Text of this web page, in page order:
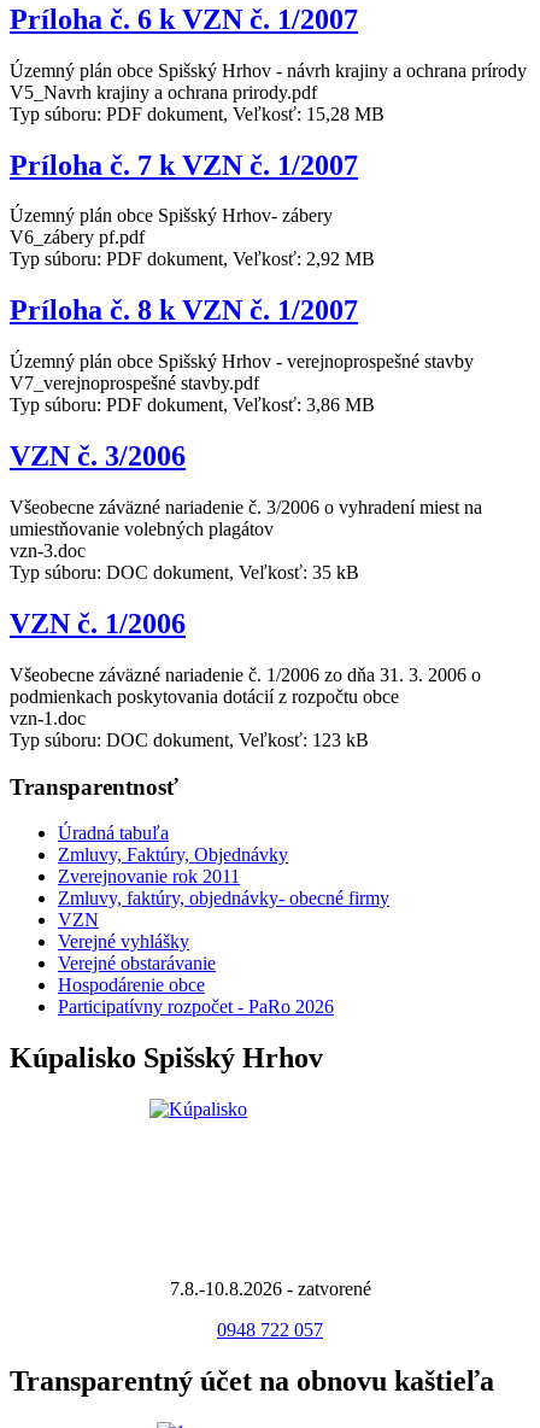
Príloha č. 6 k VZN č. 1/2007
Územný plán obce Spišský Hrhov - návrh krajiny a ochrana prírody
V5_Navrh krajiny a ochrana prirody.pdf
Typ súboru: PDF dokument, Veľkosť: 15,28 MB
Príloha č. 7 k VZN č. 1/2007
Územný plán obce Spišský Hrhov- zábery
V6_zábery pf.pdf
Typ súboru: PDF dokument, Veľkosť: 2,92 MB
Príloha č. 8 k VZN č. 1/2007
Územný plán obce Spišský Hrhov - verejnoprospešné stavby
V7_verejnoprospešné stavby.pdf
Typ súboru: PDF dokument, Veľkosť: 3,86 MB
VZN č. 3/2006
Všeobecne záväzné nariadenie č. 3/2006 o vyhradení miest na
umiestňovanie volebných plagátov
vzn-3.doc
Typ súboru: DOC dokument, Veľkosť: 35 kB
VZN č. 1/2006
Všeobecne záväzné nariadenie č. 1/2006 zo dňa 31. 3. 2006 o
podmienkach poskytovania dotácií z rozpočtu obce
vzn-1.doc
Typ súboru: DOC dokument, Veľkosť: 123 kB
Transparentnosť
Úradná tabuľa
Zmluvy, Faktúry, Objednávky
Zverejnovanie rok 2011
Zmluvy, faktúry, objednávky- obecné firmy
VZN
Verejné vyhlášky
Verejné obstarávanie
Hospodárenie obce
Participatívny rozpočet - PaRo 2026
Kúpalisko Spišský Hrhov
7.8.-10.8.2026 - zatvorené
0948 722 057
Transparentný účet na obnovu kaštieľa